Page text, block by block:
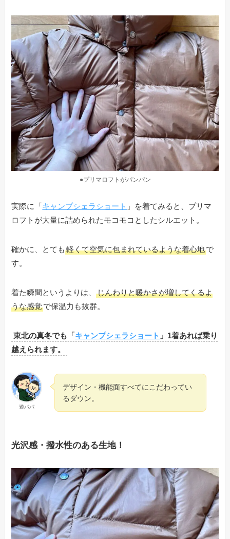
●プリマロフトがパンパン
実際に「キャンプシェラショート 」を着てみると、プリマ
ロフトが大量に詰められたモコモコとしたシルエット。
確かに、とても軽くて空気に包まれているような着心地で
す。
着た瞬間というよりは、じんわりと暖かさが増してくるよ
うな感覚で保温力も抜群。
東北の真冬でも「キャンプシェラショート 」1着あれば乗り
越えられます。
遊パパ
デザイン・機能面すべてにこだわってい
るダウン。
光沢感・撥水性のある生地！